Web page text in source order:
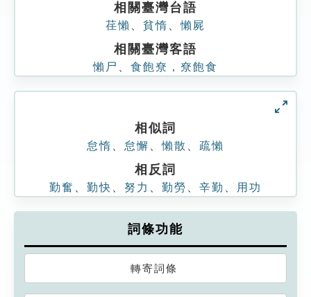
相關臺灣台語
荏懶 貧惰 、懶屍
相關臺灣客語
懶尸 食飽尞，尞飽食
相似詞
怠惰 怠懈 、懶散 疏懶
相反詞
勤奮 勤快 努力 勤勞 辛勤 用功
詞條功能
轉寄詞條